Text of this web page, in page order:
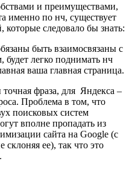
и преимуществами,
именно по нч, существует
которые следовало бы знать:
быть взаимосвязаны с
будет легко поднимать нч
ваша главная страница.
фраза, для Яндекса –
Проблема в том, что
поисковых систем
вполне пропадать из
сайта на Google (с
ее), так что это